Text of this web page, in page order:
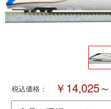
Bトレインショーティー
タカラトミー（プラレール）
税込価格： ￥14,025